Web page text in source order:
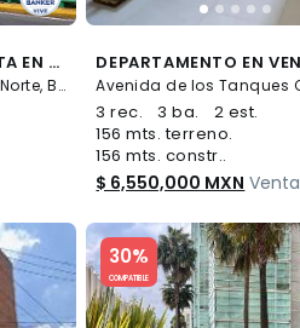
DEPARTAMENTO EN VENTA EN PORTALES
Municipio libre 73, Portales Norte, Benito Juárez
3 rec. 3 ba.
2 est.
156 mts. terreno.
156 mts. constr..
$ 6,550,000 MXN Venta
30%
COMPATIBLE
Slide 1 of 5